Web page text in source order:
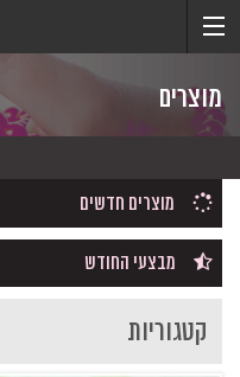
מוצרים
מוצרים חדשים
מבצעי החודש
קטגוריות